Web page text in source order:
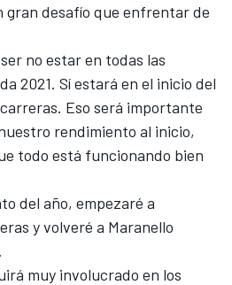
gran desafío que enfrentar de
no estar en todas las
2021. Sí estará en el inicio del
Eso será importante
rendimiento al inicio,
todo está funcionando bien
del año, empezaré a
y volveré a Maranello
muy involucrado en los